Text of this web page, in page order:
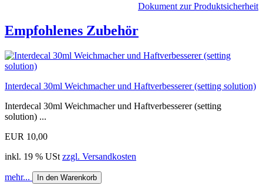
Dokument zur Produktsicherheit
Empfohlenes Zubehör
Interdecal 30ml Weichmacher und Haftverbesserer (setting solution)
Interdecal 30ml Weichmacher und Haftverbesserer (setting
solution) ...
EUR 10,00
inkl. 19 % USt zzgl. Versandkosten
mehr... In den Warenkorb